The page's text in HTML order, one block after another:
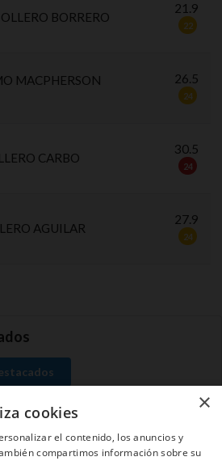
BORRERO
21.9
22
MACPHERSON
26.5
24
CARBO
30.5
24
AGUILAR
27.9
24
×
cookies
el contenido, los anuncios y
compartimos información sobre su